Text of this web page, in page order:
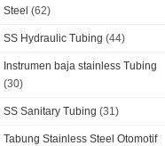
Steel (62)
SS Hydraulic Tubing (44)
Instrumen baja stainless Tubing
(30)
SS Sanitary Tubing (31)
Tabung Stainless Steel Otomotif